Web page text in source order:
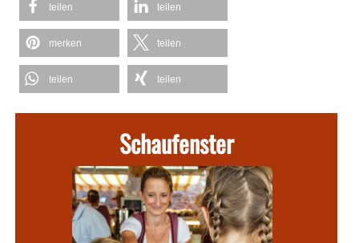
teilen teilen
merken teilen
teilen teilen
Schaufenster